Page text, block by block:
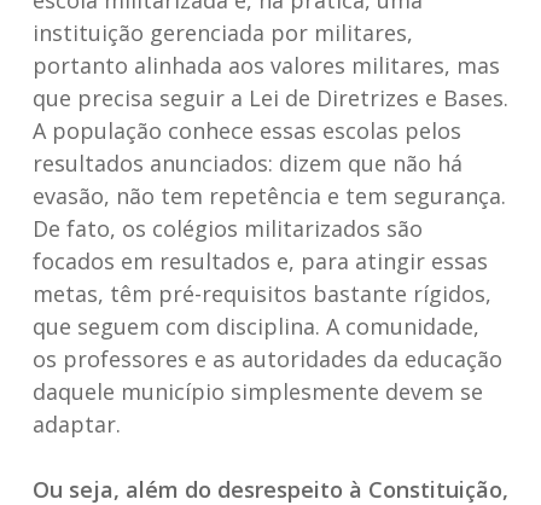
instituição gerenciada por militares,
portanto alinhada aos valores militares, mas
que precisa seguir a Lei de Diretrizes e Bases.
A população conhece essas escolas pelos
resultados anunciados: dizem que não há
evasão, não tem repetência e tem segurança.
De fato, os colégios militarizados são
focados em resultados e, para atingir essas
metas, têm pré-requisitos bastante rígidos,
que seguem com disciplina. A comunidade,
os professores e as autoridades da educação
daquele município simplesmente devem se
adaptar.
Ou seja, além do desrespeito à Constituição,